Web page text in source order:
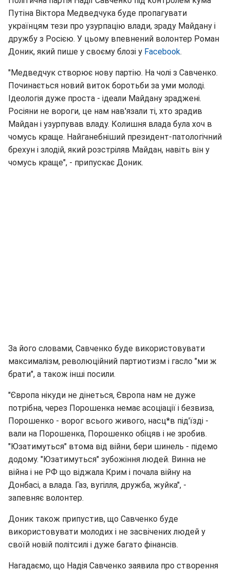
Путіна Віктора Медведчука буде пропагувати
українцям тези про узурпацію влади, зраду Майдану і
дружбу з Росією. У цьому впевнений волонтер Роман
Доник, який пише у своєму блозі у Facebook.
"Медведчук створює нову партію. На чолі з Савченко.
Починається новий виток боротьби за уми молоді.
Ідеологія дуже проста - ідеали Майдану зраджені.
Росіяни не вороги, це нам нав'язали ті, хто зрадив
Майдан і узурпував владу. Колишня влада була хоч в
чомусь краще. Найганебніший президент-патологічний
брехун і злодій, який розстріляв Майдан, навіть він у
чомусь краще", - припускає Доник.
За його словами, Савченко буде використовувати
максималізм, революційний партиотизм і гасло "ми ж
брати", а також інші посили.
"Європа нікуди не дінеться, Європа нам не дуже
потрібна, через Порошенка немає асоціації і безвиза,
Порошенко - ворог всього живого, насц*в під'їзді -
вали на Порошенка, Порошенко обіцяв і не зробив.
"Юзатимуться" втома від війни, бери шинель - підемо
додому. "Юзатимуться" зубожіння людей. Винна не
війна і не РФ що віджала Крим і почала війну на
Донбасі, а влада. Газ, вугілля, дружба, жуйка", -
запевняє волонтер.
Доник також припустив, що Савченко буде
використовувати молодих і не засвічених людей у
своїй новій політсилі і дуже багато фінансів.
Нагадаємо, що Надія Савченко заявила про створення